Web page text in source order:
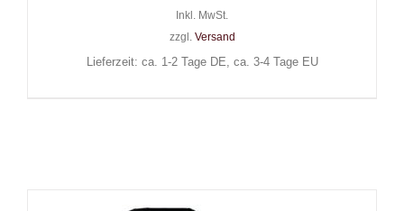
Inkl. MwSt.
zzgl. Versand
Lieferzeit: ca. 1-2 Tage DE, ca. 3-4 Tage EU